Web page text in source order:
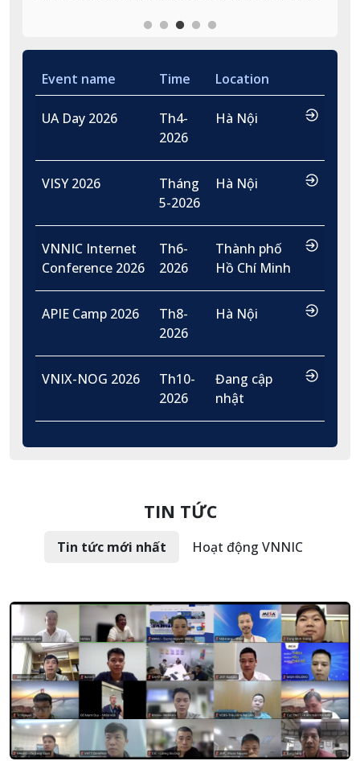
Event name Time Location
UA Day 2026
Th4-
2026
Hà Nội …
VISY 2026
Tháng
5-2026
Hà Nội …
VNNIC Internet
Conference 2026
Th6-
2026
Thành phố
Hồ Chí Minh
…
APIE Camp 2026
Th8-
2026
Hà Nội …
VNIX-NOG 2026
Th10-
2026
Đang cập
nhật
…
TIN TỨC
Tin tức mới nhất Hoạt động VNNIC